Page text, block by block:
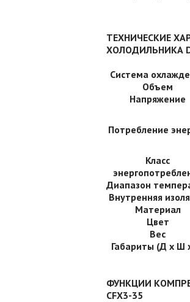
ТЕХНИЧЕСКИЕ
ХОЛОДИЛЬНИКА
Система
Объем
Напряжение
Потребление
Класс
Диапазон
Внутренняя
Материал
Цвет
Вес
Габариты (Д x Ш
ФУНКЦИИ
CFX3-35